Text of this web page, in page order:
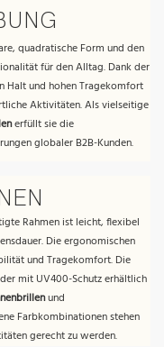
quadratische Form und den
für den Alltag. Dank der
Halt und hohen Tragekomfort
Aktivitäten. Als vielseitige
erfüllt sie die
globaler B2B-Kunden.
Rahmen ist leicht, flexibel
Die ergonomischen
und Tragekomfort. Die
mit UV400-Schutz erhältlich
und
Farbkombinationen stehen
gerecht zu werden.